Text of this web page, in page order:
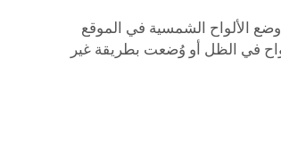
الألواح الشمسية في الموقع
في الظل أو وُضعت بطريقة غير